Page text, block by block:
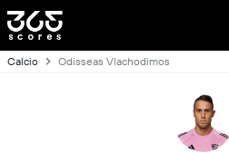
Calcio Odisseas Vlachodimos